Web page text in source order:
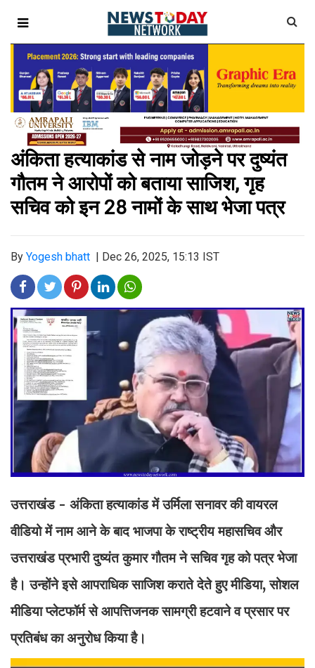
अंकिता हत्याकांड से नाम जोड़ने पर दुष्यंत
गौतम ने आरोपों को बताया साजिश, गृह
सचिव को इन 28 नामों के साथ भेजा पत्र
By Yogesh bhatt Dec 26, 2025, 15:13 IST
उत्तराखंड - अंकिता हत्याकांड में उर्मिला सनावर की वायरल
वीडियो में नाम आने के बाद भाजपा के राष्ट्रीय महासचिव और
उत्तराखंड प्रभारी दुष्यंत कुमार गौतम ने सचिव गृह को पत्र भेजा
है। उन्होंने इसे आपराधिक साजिश कराते देते हुए मीडिया, सोशल
मीडिया प्लेटफॉर्म से आपत्तिजनक सामग्री हटवाने व प्रसार पर
प्रतिबंध का अनुरोध किया है।